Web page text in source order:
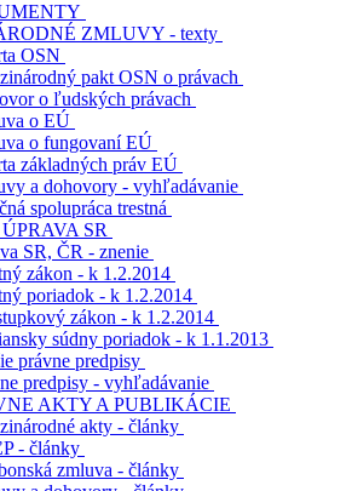
ZMLUVY - texty
OSN
pakt OSN o právach
o ľudských právach
o EÚ
o fungovaní EÚ
základných práv EÚ
a dohovory - vyhľadávanie
spolupráca trestná
SR
SR, ČR - znenie
zákon - k 1.2.2014
poriadok - k 1.2.2014
zákon - k 1.2.2014
súdny poriadok - k 1.1.2013
právne predpisy
predpisy - vyhľadávanie
AKTY A PUBLIKÁCIE
akty - články
- články
zmluva - články